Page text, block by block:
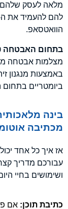
מלאה לעסק שלהם
הוואטסאפ.
בתחום האבטחה
מצלמות אבטחה
באמצעות מנגנון
ביומטריים
בינה
מכתיבה
אז איך כל אחד
עבורכם מדריך
ושימושים בחיי
כתיבת תוכן:אם